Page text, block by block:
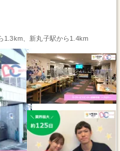
1.3km、新丸子駅から1.4km